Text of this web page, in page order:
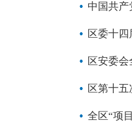
中国共
区委十
区安委
区第十
全区“项